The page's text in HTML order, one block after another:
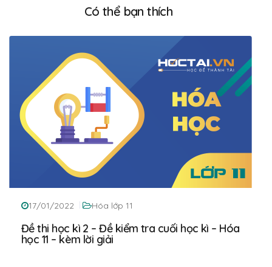
Có thể bạn thích
17/01/2022 Hóa lớp 11
Đề thi học kì 2 – Đề kiểm tra cuối học kì – Hóa
học 11 – kèm lời giải